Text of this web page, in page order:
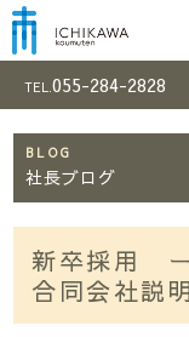
TEL.055-284-2828
BLOG
社長ブログ
新卒採用
合同会社説